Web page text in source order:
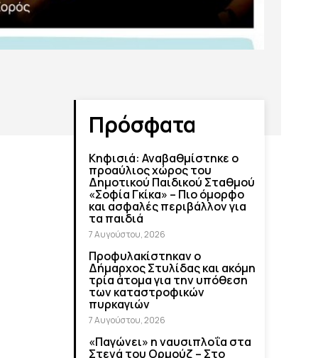
Πρόσφατα
Κηφισιά: Αναβαθμίστηκε ο
προαύλιος χώρος του
Δημοτικού Παιδικού Σταθμού
«Σοφία Γκίκα» – Πιο όμορφο
και ασφαλές περιβάλλον για
τα παιδιά
7 Αυγούστου, 2026
Προφυλακίστηκαν ο
Δήμαρχος Στυλίδας και ακόμη
τρία άτομα για την υπόθεση
των καταστροφικών
πυρκαγιών
7 Αυγούστου, 2026
«Παγώνει» η ναυσιπλοΐα στα
Στενά του Ορμούζ – Στο